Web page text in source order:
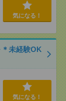
気になる！
未経験OK
気になる！